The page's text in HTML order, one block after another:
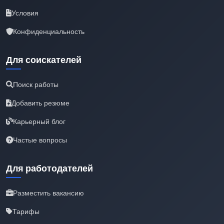
Условия
Конфиденциальность
Для соискателей
Поиск работы
Добавить резюме
Карьерный блог
Частые вопросы
Для работодателей
Разместить вакансию
Тарифы